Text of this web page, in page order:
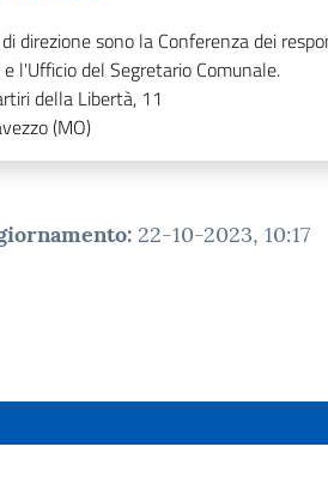
direzione sono la Conferenza dei
l'Ufficio del Segretario Comunale.
della Libertà, 11
(MO)
: 22-10-2023, 10:17